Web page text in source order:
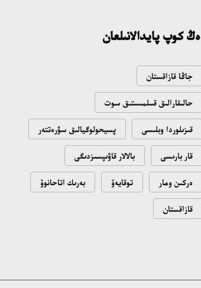
ەڭ كوپ پايدالانىلعان
جاڭا قازاقستان
حالىقارالىق قىىلمىستىق سوت
قىزىلوردا وبلىسى پسيحولوگيالىق سۋرەتتەر
قار بارىسى بالالار قاۋىپسىزدىگى
ەركىن ومار توقايەۆ بەرىك اتاحانوۆ
قازاقستان